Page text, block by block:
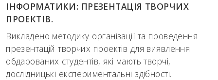
ІНФОРМАТИКИ: ПРЕЗЕНТАЦІЯ ТВОРЧИХ
ПРОЕКТІВ.
Викладено методику організації та проведення
презентацій творчих проектів для виявлення
обдарованих студентів, які мають творчі,
дослідницькі експериментальні здібності.